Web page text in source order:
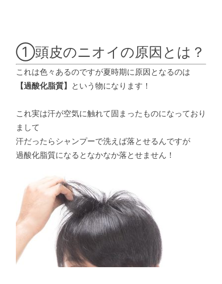
①頭皮のニオイの原因とは？
これは色々あるのですが夏時期に原因となるのは
【過酸化脂質】 という物になります！
これ実は汗が空気に触れて固まったものになっており
まして
汗だったらシャンプーで洗えば落とせるんですが
過酸化脂質になるとなかなか落とせません！